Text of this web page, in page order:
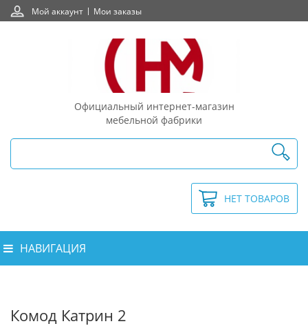
Мой аккаунт Мои заказы
Официальный интернет-магазин
мебельной фабрики
НЕТ ТОВАРОВ
НАВИГАЦИЯ
Комод Катрин 2